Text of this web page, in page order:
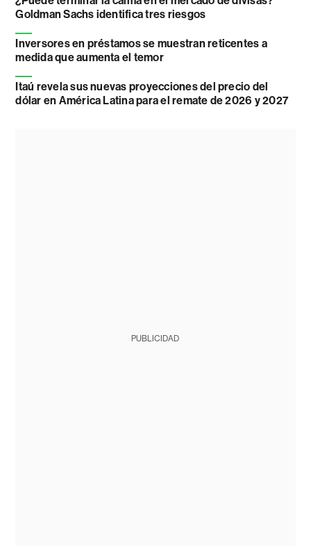
Goldman Sachs identifica tres riesgos
Inversores en préstamos se muestran reticentes a
medida que aumenta el temor
Itaú revela sus nuevas proyecciones del precio del
dólar en América Latina para el remate de 2026 y 2027
PUBLICIDAD